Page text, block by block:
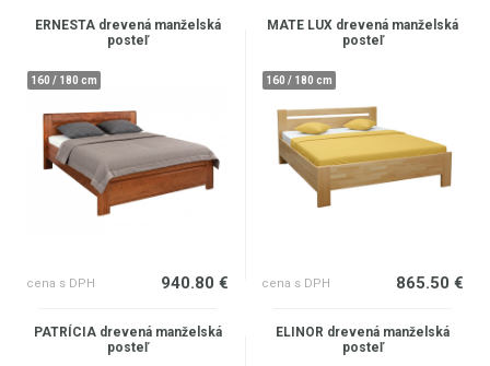
ERNESTA drevená manželská
posteľ
160 / 180 cm
cena s DPH 940.80 €
MATE LUX drevená manželská
posteľ
160 / 180 cm
cena s DPH 865.50 €
PATRÍCIA drevená manželská
posteľ
ELINOR drevená manželská
posteľ